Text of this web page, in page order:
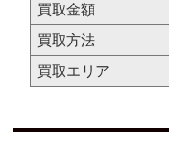
買取金額
買取方法
買取エリア